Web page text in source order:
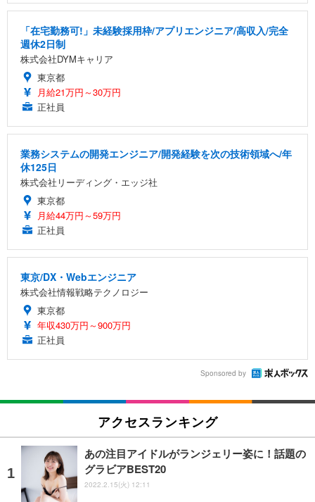
「在宅勤務可!」未経験採用枠/アプリエンジニア/高収入/完全
週休2日制
株式会社DYMキャリア
東京都
月給21万円～30万円
正社員
業務システムの開発エンジニア/開発経験を次の技術領域へ/年
休125日
株式会社リーディング・エッジ社
東京都
月給44万円～59万円
正社員
東京/DX・Webエンジニア
株式会社情報戦略テクノロジー
東京都
年収430万円～900万円
正社員
Sponsored by
アクセスランキング
あの注目アイドルがランジェリー姿に！話題の
グラビアBEST20
2022.2.15(火) 12:11